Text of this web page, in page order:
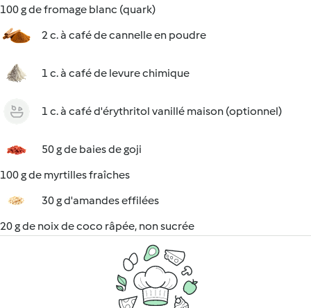
100 g de fromage blanc (quark)
2 c. à café de cannelle en poudre
1 c. à café de levure chimique
1 c. à café d'érythritol vanillé maison (optionnel)
50 g de baies de goji
100 g de myrtilles fraîches
30 g d'amandes effilées
20 g de noix de coco râpée, non sucrée